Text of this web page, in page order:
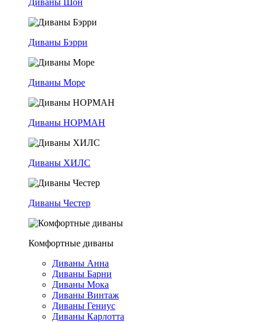
Диваны Шон
Диваны Бэрри
Диваны Море
Диваны НОРМАН
Диваны ХИЛС
Диваны Честер
Комфортные диваны
Диваны Анна
Диваны Барни
Диваны Мока
Диваны Винтаж
Диваны Гениус
Диваны Карлотта